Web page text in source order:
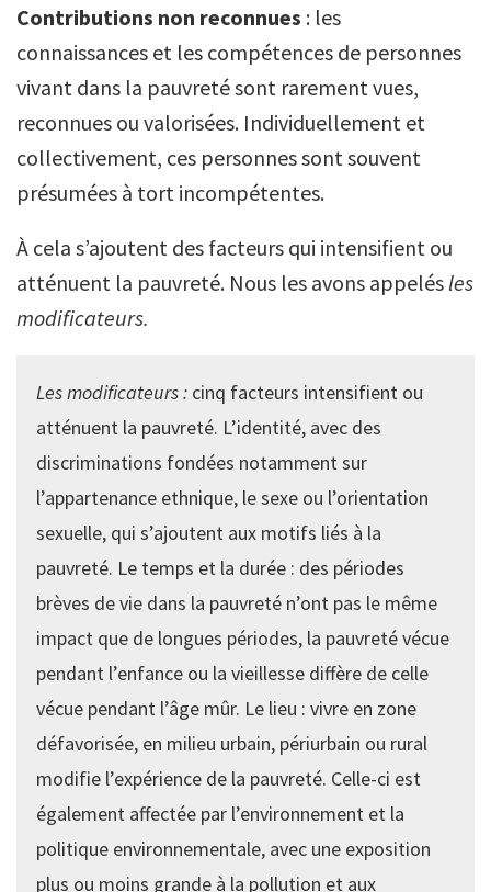
Contributions non reconnues : les
connaissances et les compétences de personnes
vivant dans la pauvreté sont rarement vues,
reconnues ou valorisées. Individuellement et
collectivement, ces personnes sont souvent
présumées à tort incompétentes.
À cela s’ajoutent des facteurs qui intensifient ou
atténuent la pauvreté. Nous les avons appelés les
modificateurs.
Les modificateurs : cinq facteurs intensifient ou
atténuent la pauvreté. L’identité, avec des
discriminations fondées notamment sur
l’appartenance ethnique, le sexe ou l’orientation
sexuelle, qui s’ajoutent aux motifs liés à la
pauvreté. Le temps et la durée : des périodes
brèves de vie dans la pauvreté n’ont pas le même
impact que de longues périodes, la pauvreté vécue
pendant l’enfance ou la vieillesse diffère de celle
vécue pendant l’âge mûr. Le lieu : vivre en zone
défavorisée, en milieu urbain, périurbain ou rural
modifie l’expérience de la pauvreté. Celle-ci est
également affectée par l’environnement et la
politique environnementale, avec une exposition
plus ou moins grande à la pollution et aux